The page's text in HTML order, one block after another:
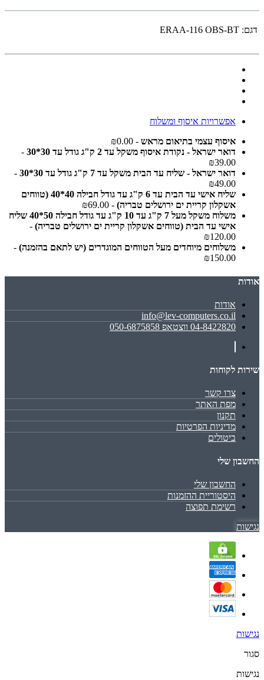
דגם: ERAA-116 OBS-BT
אפשרויות איסוף ומשלוח
איסוף עצמי בתיאום מראש - ₪0.00
דואר ישראל - נקודת איסוף משקל עד 2 ק"ג גודל עד 30*30
-
₪39.00
דואר ישראל - שליח עד הבית משקל עד 7 ק"ג גודל עד 30*30
-
₪49.00
שליח אישי עד הבית עד 6 ק"ג עד גודל חבילה 40*40 (טווחים
אשקלון קריית ים ירושלים טבריה) - ₪69.00
משלוח משקל מעל 7 ק"ג עד 10 ק"ג עד גודל חבילה 50*40 שליח
אישי עד הבית (טווחים אשקלון קריית ים ירושלים טבריה) -
₪120.00
משלוחים מיוחדים מעל הטווחים המוגדרים (יש לתאם בהזמנה) -
₪150.00
אודות
אודות
info@lev-computers.co.il
04-8422820 ווצטאפ 050-6875858
שירות לקוחות
צרו קשר
מפת האתר
תקנון
מדיניות הפרטיות
ביטולים
החשבון שלי
החשבון שלי
היסטוריית ההזמנות
רשימת תפוצה
נגישות
נגישות
סגור
נגישות